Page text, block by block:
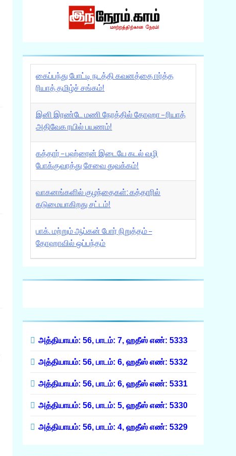
கைப்பந்து போட்டி நடத்தி கவனத்தை ஈர்த்த
ரியாத் தமிழ்ச் சங்கம்!
இனி இரண்டே மணி நேரத்தில் தோஹா – ரியாத்
அதிவேக ரயில் பயணம்!
கத்தார் – பஹ்ரைன் இடையே கடல் வழி
போக்குவரத்து சேவை துவக்கம்!
வாகனங்களில் குழந்தைகள்: கத்தாரில்
கடுமையாகிறது சட்டம்!
பாக். மற்றும் ஆப்கன் போர் நிறுத்தம் –
தோஹாவில் ஒப்பந்தம்
அத்தியாயம்: 56, பாடம்: 7, ஹதீஸ் எண்: 5333
அத்தியாயம்: 56, பாடம்: 6, ஹதீஸ் எண்: 5332
அத்தியாயம்: 56, பாடம்: 6, ஹதீஸ் எண்: 5331
அத்தியாயம்: 56, பாடம்: 5, ஹதீஸ் எண்: 5330
அத்தியாயம்: 56, பாடம்: 4, ஹதீஸ் எண்: 5329